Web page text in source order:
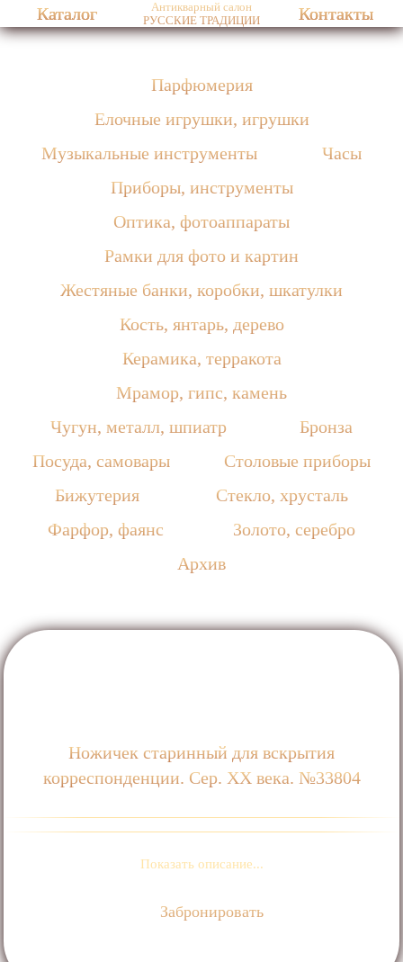
Каталог
Антикварный салон
РУССКИЕ ТРАДИЦИИ
Контакты
Парфюмерия
Елочные игрушки, игрушки
Музыкальные инструменты
Часы
Приборы, инструменты
Оптика, фотоаппараты
Рамки для фото и картин
Жестяные банки, коробки, шкатулки
Кость, янтарь, дерево
Керамика, терракота
Мрамор, гипс, камень
Чугун, металл, шпиатр
Бронза
Посуда, самовары
Столовые приборы
Бижутерия
Стекло, хрусталь
Фарфор, фаянс
Золото, серебро
Архив
Ножичек старинный для вскрытия
корреспонденции. Сер. ХХ века. №33804
Показать описание...
Забронировать